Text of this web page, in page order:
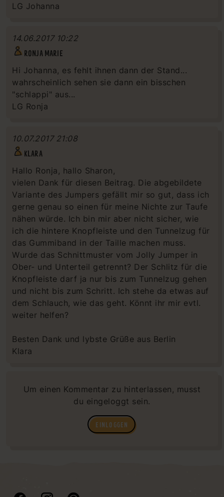
LG Johanna
RONJA MARIE
14.06.2017 10:22
Hi Johanna, es fehlt ihnen dann der Stand...
wahrscheinlich sehen sie dann ein bisschen
"schlappi" aus...
LG Ronja
KLARA
10.07.2017 21:08
Hallo Ronja, hallo Sharon,
vielen Dank für diesen Beitrag. Die abgebildete
Variante des Jumpers gefällt mir so gut, dass ich
gerne genau so einen für meine Nichte zur Taufe
nähen würde. Ich bin mir aber nicht sicher, wie
ich die hintere Knopfleiste und den Tunnelzug für
das Gummiband in der Taille machen muss.
Wurde das Schnittmuster vom Jolly Jumper in
Ober- und Unterteil getrennt? Der Schlitz für die
Knopfleiste darf ja nur bis zum Tunnelzug gehen
und nicht bis zum Schritt. Ich stehe da etwas auf
dem Schlauch, wie das geht. Könnt ihr mir evtl.
weiter helfen?
Besten Dank und lybste Grüße aus Berlin
Klara
Um einen Kommentar zu hinterlassen, musst
du eingeloggt sein.
EINLOGGEN